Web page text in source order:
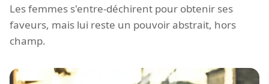
Les femmes s'entre-déchirent pour obtenir ses
faveurs, mais lui reste un pouvoir abstrait, hors
champ.